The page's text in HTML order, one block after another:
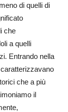
di quelli di
che
a quelli
Entrando nella
che a più
il